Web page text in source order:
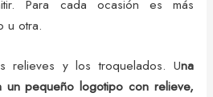
Para cada ocasión es más
u otra.
relieves y los troquelados. Una
un pequeño logotipo con relieve,